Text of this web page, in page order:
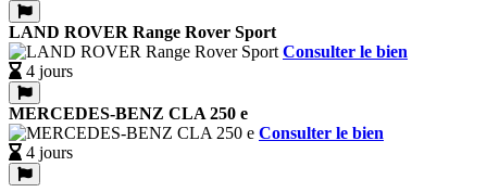
LAND ROVER Range Rover Sport
Consulter le bien
4 jours
MERCEDES-BENZ CLA 250 e
Consulter le bien
4 jours